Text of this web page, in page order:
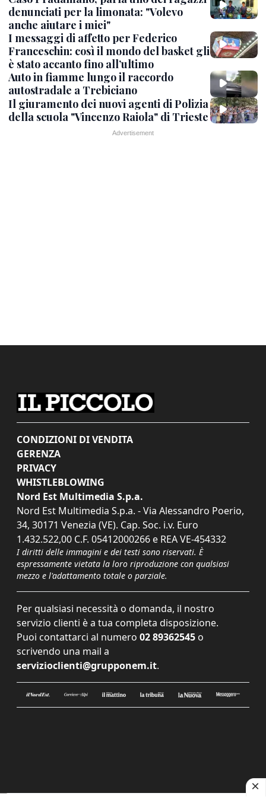
denunciati per la limonata: "Volevo
anche aiutare i miei"
I messaggi di affetto per Federico
Franceschin: così il mondo del basket gli
è stato accanto fino all’ultimo
Auto in fiamme lungo il raccordo
autostradale a Trebiciano
Il giuramento dei nuovi agenti di Polizia
della scuola "Vincenzo Raiola" di Trieste
CONDIZIONI DI VENDITA
GERENZA
PRIVACY
WHISTLEBLOWING
Nord Est Multimedia S.p.a.
Nord Est Multimedia S.p.a. - Via Alessandro Poerio,
34, 30171 Venezia (VE). Cap. Soc. i.v. Euro
1.432.522,00 C.F. 05412000266 e REA VE-454332
I diritti delle immagini e dei testi sono riservati. È
espressamente vietata la loro riproduzione con qualsiasi
mezzo e l'adattamento totale o parziale.
Per qualsiasi necessità o domanda, il nostro
servizio clienti è a tua completa disposizione.
Puoi contattarci al numero 02 89362545 o
scrivendo una mail a
servizioclienti@grupponem.it.